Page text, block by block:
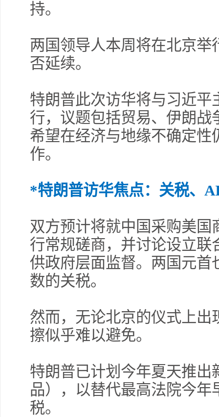
持。
两国领导人本周将在北京
否延续。
特朗普此次访华将与习近
行，议题包括贸易、伊朗
希望在经济与地缘不确定
作。
*特朗普访华焦点：关税、
双方预计将就中国采购美
行常规磋商，并讨论设立
供政府层面监督。两国元
数的关税。
然而，无论北京的仪式上
擦似乎难以避免。
特朗普已计划今年夏天推出
品），以替代最高法院今
税。